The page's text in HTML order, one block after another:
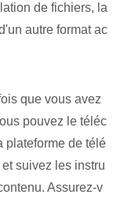
de fichiers, la
autre format ac
que vous avez
pouvez le téléc
plateforme de télé
suivez les instru
Assurez-v